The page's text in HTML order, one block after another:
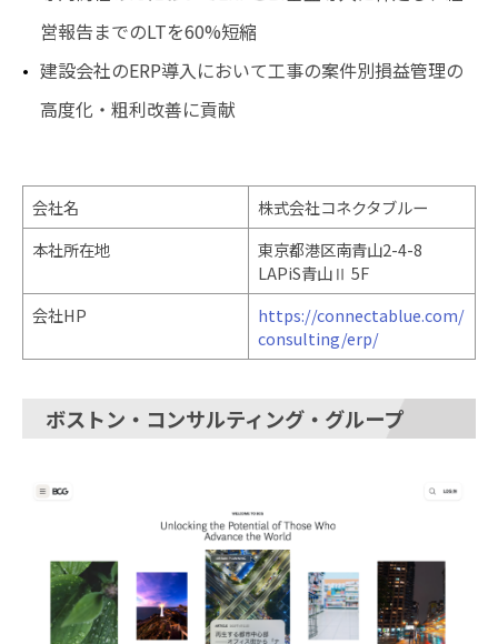
営報告までのLTを60%短縮
建設会社のERP導入において工事の案件別損益管理の
高度化・粗利改善に貢献
会社名
株式会社コネクタブルー
本社所在地
東京都港区南青山2-4-8
LAPiS青山Ⅱ 5F
会社HP
https://connectablue.com/
consulting/erp/
ボストン・コンサルティング・グループ